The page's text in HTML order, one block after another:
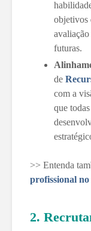
objetivos
avaliação
futuras.
de
com a
que
>> Entenda
profissional
2.